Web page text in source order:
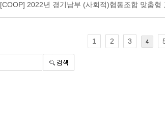
[COOP] 2022년 경기남부 (사회적)협동조합 맞춤형
1 2 3 4